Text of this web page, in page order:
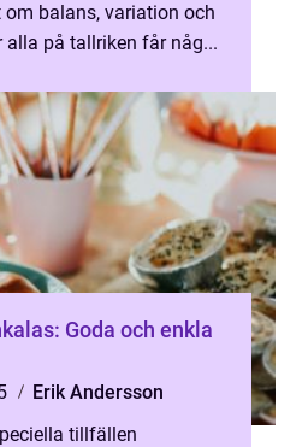
balans, variation och
alla på tallriken får någ...
Goda och enkla
Erik Andersson
tillfällen